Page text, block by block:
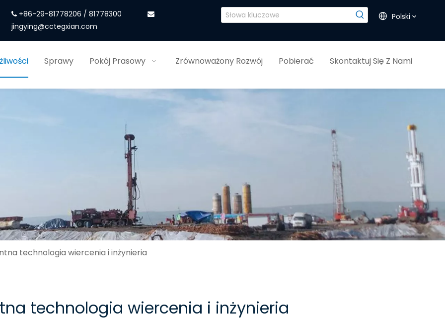
 +86-29-81778206 / 81778300
jingying@cctegxian.com
Polski
Sprawy Pokój Prasowy Zrównoważony Rozwój Pobierać Skontaktuj Się Z Nami
technologia wiercenia i inżynieria
technologia wiercenia i inżynieria